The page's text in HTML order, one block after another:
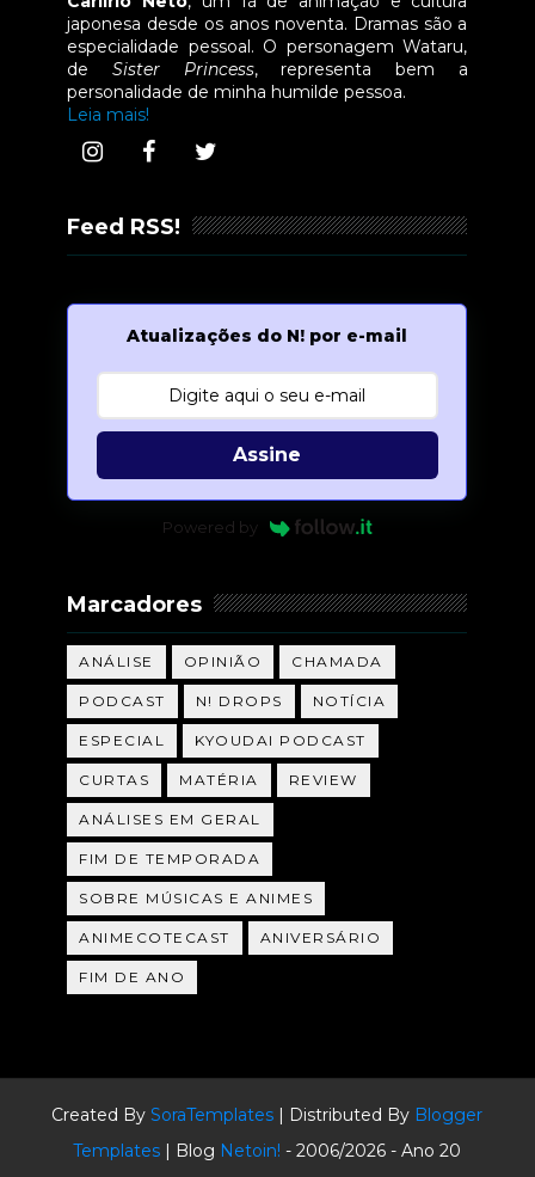
japonesa desde os anos noventa. Dramas são a
especialidade pessoal. O personagem Wataru,
deSister Princess, representa bem a
personalidade de minha humilde pessoa.
Leia mais!
Feed RSS!
Atualizações do N! por e-mail
Assine
Powered by
Marcadores
ANÁLISE OPINIÃO CHAMADA
PODCAST N! DROPS NOTÍCIA
ESPECIAL KYOUDAI PODCAST
CURTAS MATÉRIA REVIEW
ANÁLISES EM GERAL
FIM DE TEMPORADA
SOBRE MÚSICAS E ANIMES
ANIMECOTECAST ANIVERSÁRIO
FIM DE ANO
Created BySoraTemplates | Distributed By Blogger
Templates | Blog Netoin! - 2006/2026 - Ano 20